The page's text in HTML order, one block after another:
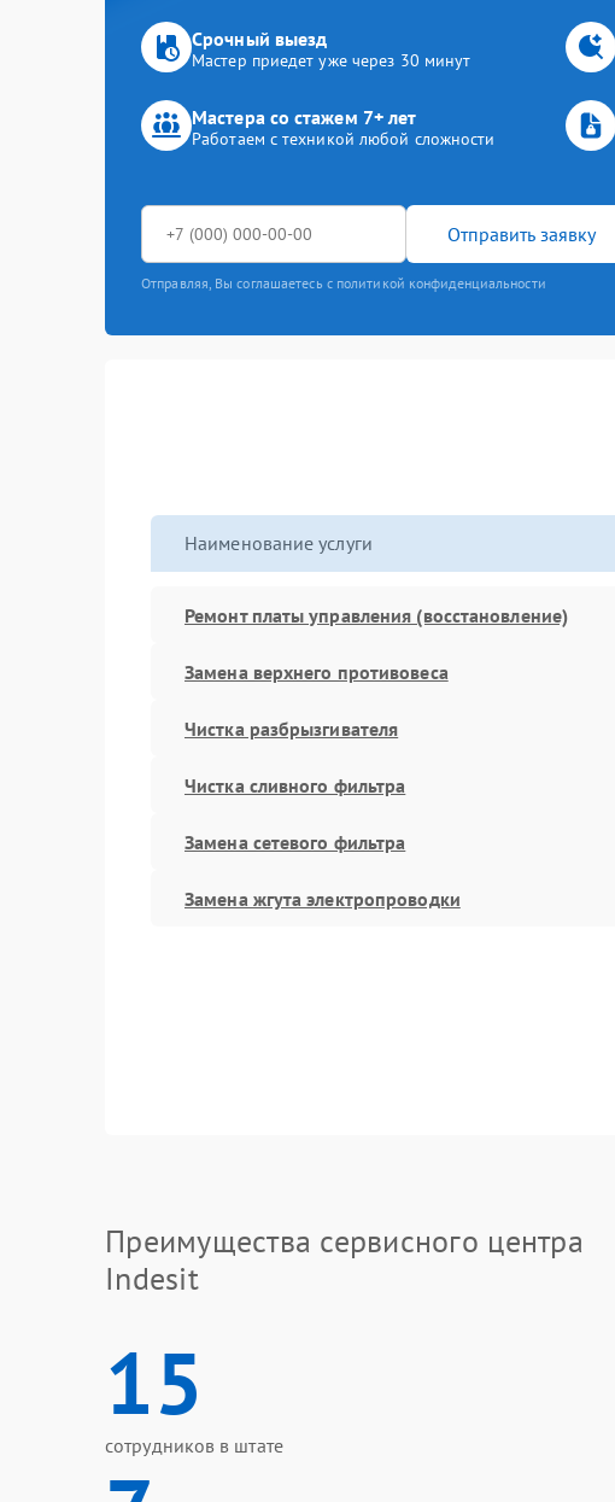
Срочный выезд
Мастер приедет уже через 30 минут
Мастера со стажем 7+ лет
Работаем с техникой любой сложности
Отправить заявку
Отправляя, Вы соглашаетесь с политикой конфиденциальности
Наименование услуги
Ремонт платы управления (восстановление)
Замена верхнего противовеса
Чистка разбрызгивателя
Чистка сливного фильтра
Замена сетевого фильтра
Замена жгута электропроводки
Преимущества сервисного центра
Indesit
15
сотрудников в штате